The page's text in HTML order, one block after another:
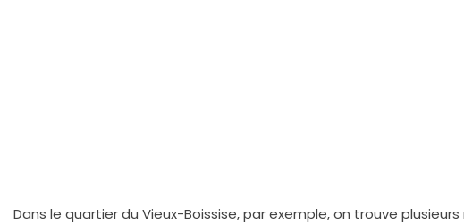
Dans le quartier du Vieux-Boissise, par exemple, on trouve